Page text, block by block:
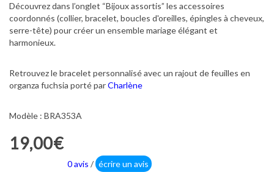
Découvrez dans l’onglet “Bijoux assortis” les accessoires
coordonnés (collier, bracelet, boucles d'oreilles, épingles à cheveux,
serre-tête) pour créer un ensemble mariage élégant et
harmonieux.
Retrouvez le bracelet personnalisé avec un rajout de feuilles en
organza fuchsia porté parCharlène
Modèle : BRA353A
19,00€
0 avis / écrire un avis